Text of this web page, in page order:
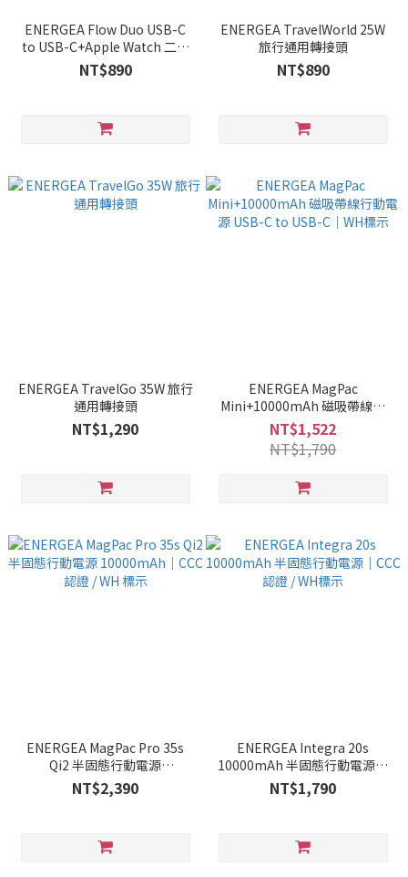
ENERGEA Flow Duo USB-C
to USB-C+Apple Watch 二合
一手錶充電線 1.5M
NT$890
ENERGEA TravelWorld 25W
旅行通用轉接頭
NT$890
ENERGEA TravelGo 35W 旅行
通用轉接頭
NT$1,290
ENERGEA MagPac
Mini+10000mAh 磁吸帶線行
動電源 USB-C to USB-C｜WH
標示
NT$1,522
NT$1,790
ENERGEA MagPac Pro 35s
Qi2 半固態行動電源
10000mAh｜CCC 認證 / WH 標
示
NT$2,390
ENERGEA Integra 20s
10000mAh 半固態行動電源｜
CCC認證 / WH標示
NT$1,790